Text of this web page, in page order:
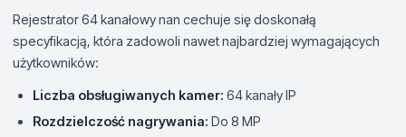
Rejestrator 64 kanałowy nan cechuje się doskonałą
specyfikacją, która zadowoli nawet najbardziej wymagających
użytkowników:
Liczba obsługiwanych kamer: 64 kanały IP
Rozdzielczość nagrywania: Do 8 MP